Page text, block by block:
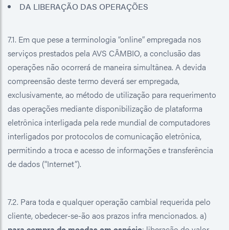
DA LIBERAÇÃO DAS OPERAÇÕES
7.1. Em que pese a terminologia “online” empregada nos
serviços prestados pela AVS CÂMBIO, a conclusão das
operações não ocorrerá de maneira simultânea. A devida
compreensão deste termo deverá ser empregada,
exclusivamente, ao método de utilização para requerimento
das operações mediante disponibilização de plataforma
eletrônica interligada pela rede mundial de computadores
interligados por protocolos de comunicação eletrônica,
permitindo a troca e acesso de informações e transferência
de dados (“Internet”).
7.2. Para toda e qualquer operação cambial requerida pelo
cliente, obedecer-se-ão aos prazos infra mencionados. a)